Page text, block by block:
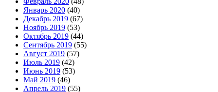
Январь 2020 (40)
Декабрь 2019 (67)
Ноябрь 2019 (53)
Октябрь 2019 (44)
Сентябрь 2019 (55)
Август 2019 (57)
Июль 2019 (42)
Июнь 2019 (53)
Май 2019 (46)
Апрель 2019 (55)